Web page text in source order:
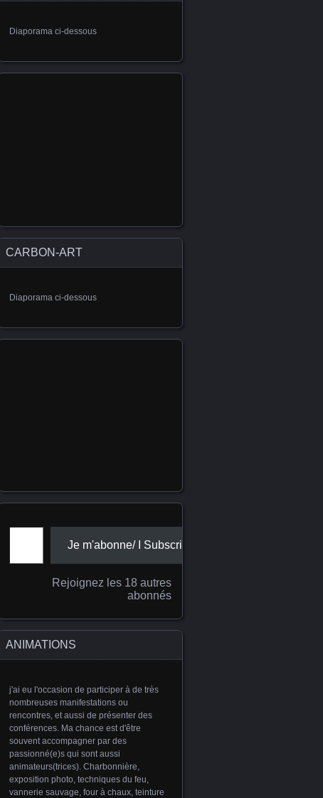
Diaporama ci-dessous
CARBON-ART
Diaporama ci-dessous
Adresse e-mail
Je m'abonne/ I Subscribe
Rejoignez les 18 autres
abonnés
ANIMATIONS
j'ai eu l'occasion de participer à de très
nombreuses manifestations ou
rencontres, et aussi de présenter des
conférences. Ma chance est d'être
souvent accompagner par des
passionné(e)s qui sont aussi
animateurs(trices). Charbonnière,
exposition photo, techniques du feu,
vannerie sauvage, four à chaux, teinture